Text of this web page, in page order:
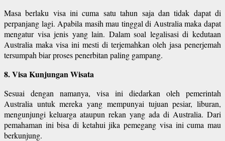
Masa berlaku visa ini cuma satu tahun saja dan tidak dapat di
perpanjang lagi. Apabila masih mau tinggal di Australia maka dapat
mengatur visa jenis yang lain. Dalam soal legalisasi di kedutaan
Australia maka visa ini mesti di terjemahkan oleh jasa penerjemah
tersumpah biar proses penerbitan paling gampang.
8. Visa Kunjungan Wisata
Sesuai dengan namanya, visa ini diedarkan oleh pemerintah
Australia untuk mereka yang mempunyai tujuan pesiar, liburan,
mengunjungi keluarga ataupun rekan yang ada di Australia. Dari
pemahaman ini bisa di ketahui jika pemegang visa ini cuma mau
berkunjung.